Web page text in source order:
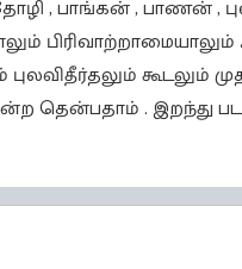
, பாங்கன் , பாணன் ,
பிரிவாற்றாமையாலும்
கூடலும்
தென்பதாம் . இறந்து